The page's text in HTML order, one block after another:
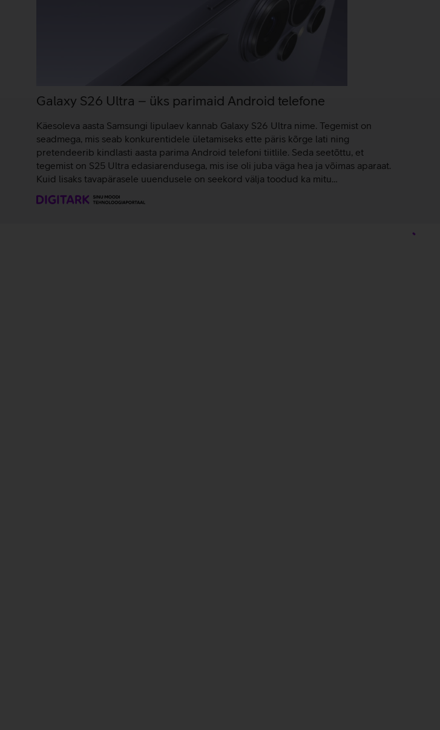
Galaxy S26 Ultra – üks parimaid Android telefone
Käesoleva aasta Samsungi lipulaev kannab Galaxy S26 Ultra nime. Tegemist on
seadmega, mis seab konkurentidele ületamiseks ette päris kõrge lati ning
pretendeerib kindlasti aasta parima Android telefoni tiitlile. Seda seetõttu, et
tegemist on S25 Ultra edasiarendusega, mis ise oli juba väga hea ja võimas aparaat.
Kuid lisaks tavapärasele uuendusele on seekord välja toodud ka mitu…